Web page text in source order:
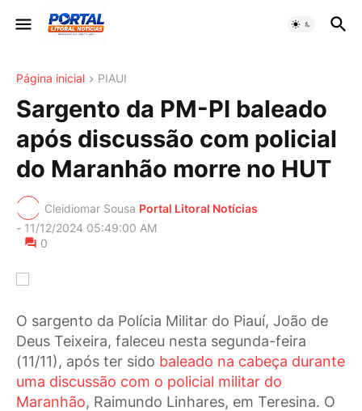
Página inicial PIAUI
Sargento da PM-PI baleado
após discussão com policial
do Maranhão morre no HUT
Cleidiomar Sousa Portal Litoral Notícias
- 11/12/2024 05:49:00 AM
0
O sargento da Polícia Militar do Piauí, João de
Deus Teixeira, faleceu nesta segunda-feira
(11/11), após ter sido baleado na cabeça durante
uma discussão com o policial militar do
Maranhão, Raimundo Linhares, em Teresina. O